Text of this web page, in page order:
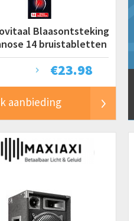
Blaasontsteking
14 bruistabletten
€23.98
aanbieding